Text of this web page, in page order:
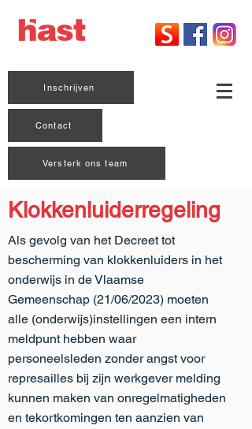
Inschrijven
Contact
Versterk ons team
Klokkenluiderregeling
Als gevolg van het Decreet tot
bescherming van klokkenluiders in het
onderwijs in de Vlaamse
Gemeenschap (21/06/2023) moeten
alle (onderwijs)instellingen een intern
meldpunt hebben waar
personeelsleden zonder angst voor
represailles bij zijn werkgever melding
kunnen maken van onregelmatigheden
en tekortkomingen ten aanzien van